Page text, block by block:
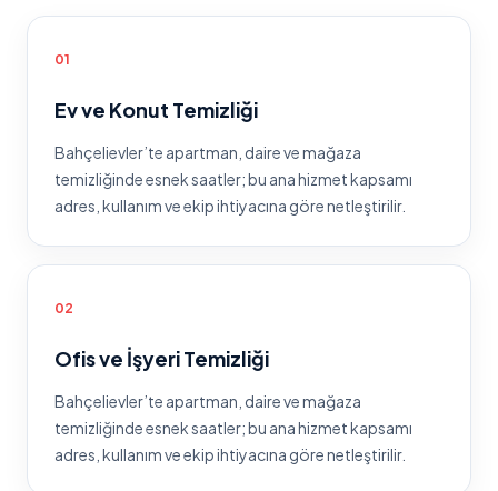
01
Ev ve Konut Temizliği
Bahçelievler’te apartman, daire ve mağaza
temizliğinde esnek saatler; bu ana hizmet kapsamı
adres, kullanım ve ekip ihtiyacına göre netleştirilir.
02
Ofis ve İşyeri Temizliği
Bahçelievler’te apartman, daire ve mağaza
temizliğinde esnek saatler; bu ana hizmet kapsamı
adres, kullanım ve ekip ihtiyacına göre netleştirilir.